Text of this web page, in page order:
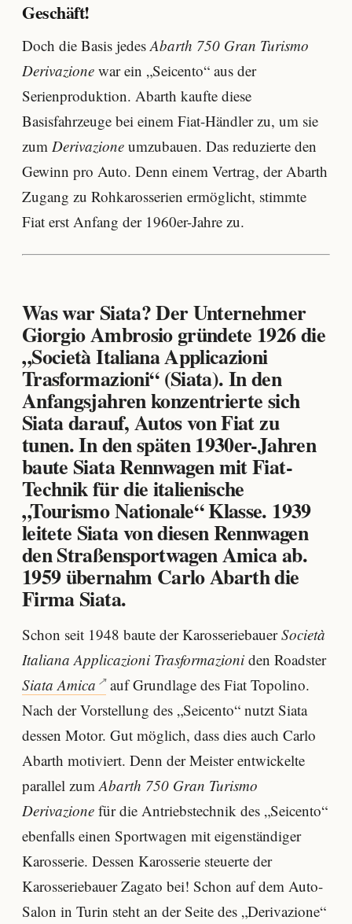
Geschäft!
Doch die Basis jedes Abarth 750 Gran Turismo
Derivazione war ein „Seicento“ aus der
Serienproduktion. Abarth kaufte diese
Basisfahrzeuge bei einem Fiat-Händler zu, um sie
zum Derivazione umzubauen. Das reduzierte den
Gewinn pro Auto. Denn einem Vertrag, der Abarth
Zugang zu Rohkarosserien ermöglicht, stimmte
Fiat erst Anfang der 1960er-Jahre zu.
Was war Siata?Der Unternehmer
Giorgio Ambrosio gründete 1926 die
„Società Italiana Applicazioni
Trasformazioni“ (Siata). In den
Anfangsjahren konzentrierte sich
Siata darauf, Autos von Fiat zu
tunen. In den späten 1930er-Jahren
baute Siata Rennwagen mit Fiat-
Technik für die italienische
„Tourismo Nationale“ Klasse. 1939
leitete Siata von diesen Rennwagen
den Straßensportwagen Amica ab.
1959 übernahm Carlo Abarth die
Firma Siata.
Schon seit 1948 baute der KarosseriebauerSocietà
Italiana Applicazioni Trasformazioni den Roadster
Siata Amica auf Grundlage des Fiat Topolino.
Nach der Vorstellung des „Seicento“ nutzt Siata
dessen Motor. Gut möglich, dass dies auch Carlo
Abarth motiviert. Denn der Meister entwickelte
parallel zumAbarth 750 Gran Turismo
Derivazione für die Antriebstechnik des „Seicento“
ebenfalls einen Sportwagen mit eigenständiger
Karosserie. Dessen Karosserie steuerte der
Karosseriebauer Zagato bei! Schon auf dem Auto-
Salon in Turin steht an der Seite des „Derivazione“